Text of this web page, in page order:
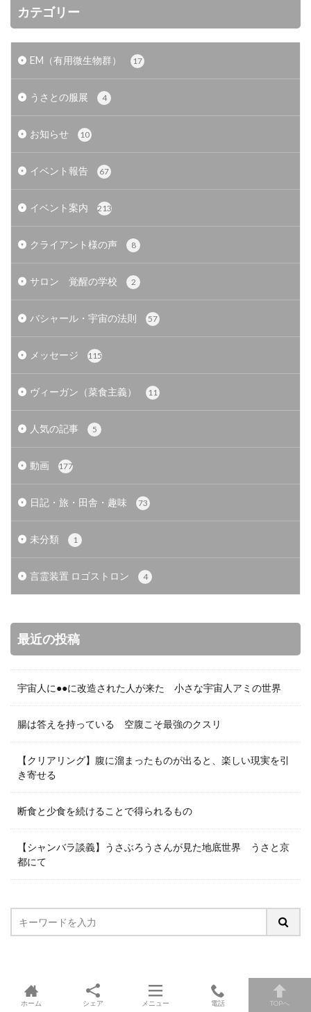
カテゴリー
EM（有用微生物群） 17
うさとの服展 4
お知らせ 10
イベント報告 67
イベント案内 213
クライアント様の声 8
サロン 覚醒の学校 2
バシャール・宇宙の法則 57
メッセージ 115
ヴィーガン（菜食主義） 11
人気の記事 5
動画 177
日記・旅・田舎・趣味 73
未分類 1
言霊装置 ロゴストロン 4
最近の投稿
宇宙人に●●に改造された人が来た 小さな宇宙人アミの世界
腸は答えを持っている 空腹こそ最強のクスリ
【クリアリング】腹に溜まったものが出ると、楽しい現実を引
き寄せる
断食と少食を続けることで得られるもの
【シャンバラ談義】うさぶろうさんが見た地底世界 うさと京
都にて
ホーム シェア メニュー 電話 TOPへ